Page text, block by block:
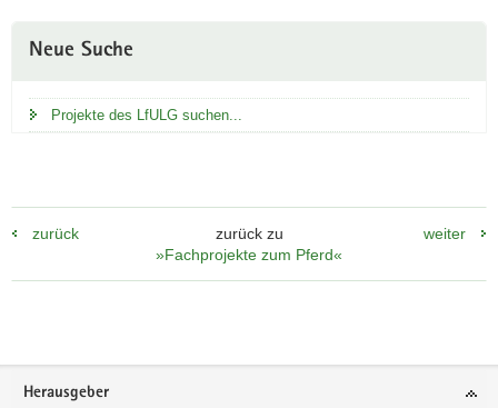
Neue Suche
Projekte des LfULG suchen...
zurück
zurück zu
»Fachprojekte zum Pferd«
weiter
Footer-
Herausgeber